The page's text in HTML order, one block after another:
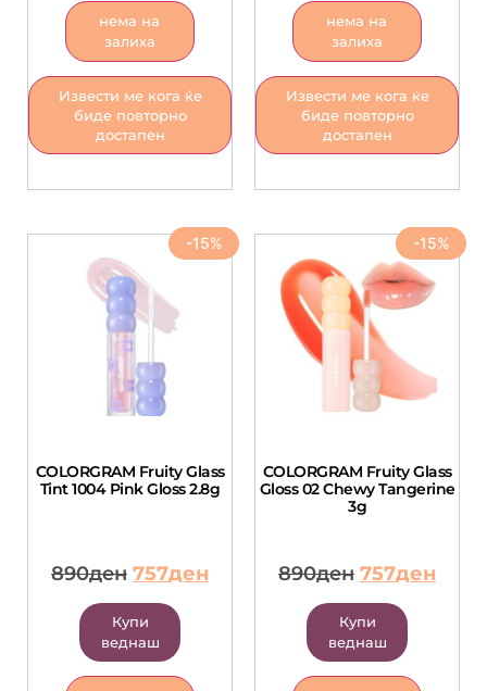
нема на
залиха
Извести ме кога ќе
биде повторно
достапен
нема на
залиха
Извести ме кога ќе
биде повторно
достапен
-15%
COLORGRAM Fruity Glass
Tint 1004 Pink Gloss 2.8g
890ден 757ден
Купи
веднаш
-15%
COLORGRAM Fruity Glass
Gloss 02 Chewy Tangerine
3g
890ден 757ден
Купи
веднаш